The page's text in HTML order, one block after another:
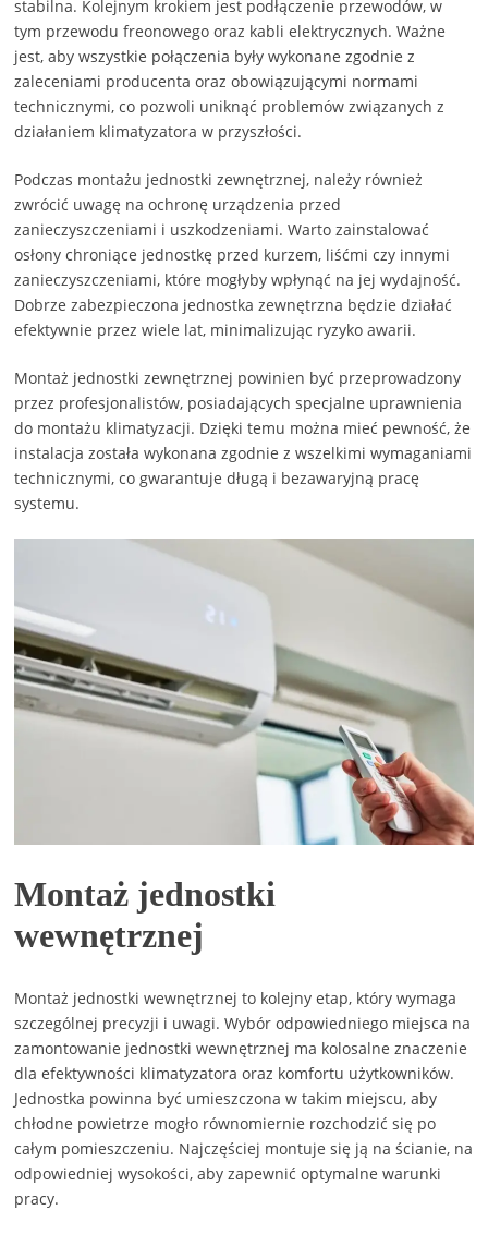
stabilna. Kolejnym krokiem jest podłączenie przewodów, w
tym przewodu freonowego oraz kabli elektrycznych. Ważne
jest, aby wszystkie połączenia były wykonane zgodnie z
zaleceniami producenta oraz obowiązującymi normami
technicznymi, co pozwoli uniknąć problemów związanych z
działaniem klimatyzatora w przyszłości.
Podczas montażu jednostki zewnętrznej, należy również
zwrócić uwagę na ochronę urządzenia przed
zanieczyszczeniami i uszkodzeniami. Warto zainstalować
osłony chroniące jednostkę przed kurzem, liśćmi czy innymi
zanieczyszczeniami, które mogłyby wpłynąć na jej wydajność.
Dobrze zabezpieczona jednostka zewnętrzna będzie działać
efektywnie przez wiele lat, minimalizując ryzyko awarii.
Montaż jednostki zewnętrznej powinien być przeprowadzony
przez profesjonalistów, posiadających specjalne uprawnienia
do montażu klimatyzacji. Dzięki temu można mieć pewność, że
instalacja została wykonana zgodnie z wszelkimi wymaganiami
technicznymi, co gwarantuje długą i bezawaryjną pracę
systemu.
Montaż jednostki
wewnętrznej
Montaż jednostki wewnętrznej to kolejny etap, który wymaga
szczególnej precyzji i uwagi. Wybór odpowiedniego miejsca na
zamontowanie jednostki wewnętrznej ma kolosalne znaczenie
dla efektywności klimatyzatora oraz komfortu użytkowników.
Jednostka powinna być umieszczona w takim miejscu, aby
chłodne powietrze mogło równomiernie rozchodzić się po
całym pomieszczeniu. Najczęściej montuje się ją na ścianie, na
odpowiedniej wysokości, aby zapewnić optymalne warunki
pracy.